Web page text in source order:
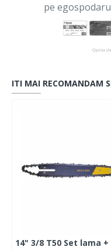
pe
ITI MAI RECOMANDAM